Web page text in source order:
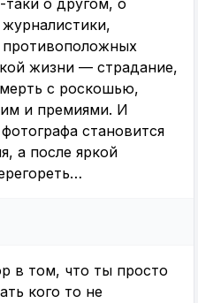
таки о другом, о
жизни — страдание,
с роскошью,
и премиями. И
становится
а после яркой
в том, что ты просто
кого то не